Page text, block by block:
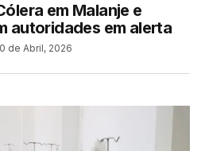
em Malanje e
autoridades em alerta
de Abril, 2026